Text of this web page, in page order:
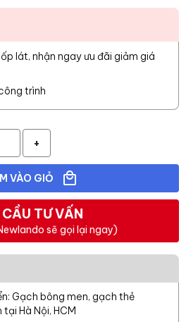
lát, nhận ngay ưu đãi giảm giá
trình
+
VÀO GIỎ
CẦU TƯ VẤN
sẽ gọi lại ngay)
Gạch bông men, gạch thẻ
Hà Nội, HCM